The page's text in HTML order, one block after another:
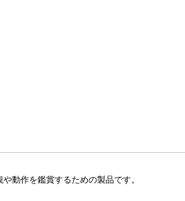
動作を鑑賞するための製品です。